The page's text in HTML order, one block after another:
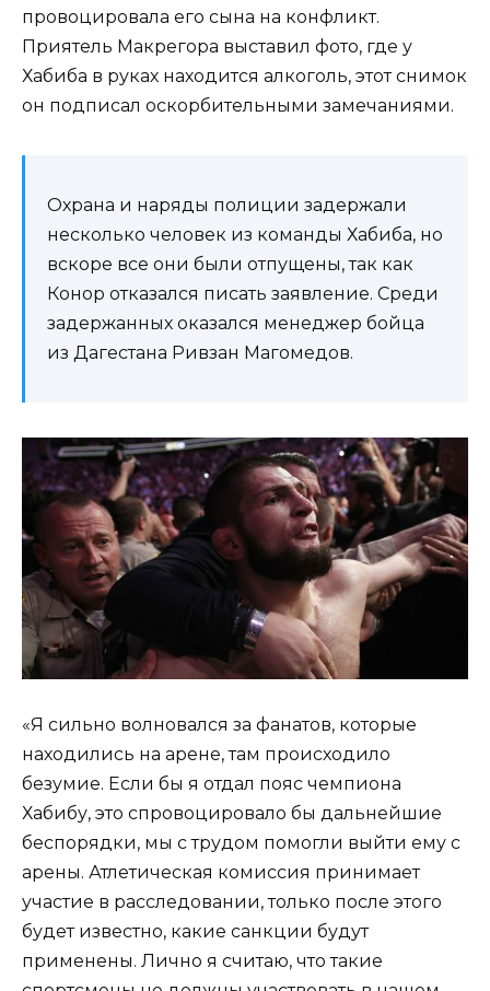
провоцировала его сына на конфликт.
Приятель Макрегора выставил фото, где у
Хабиба в руках находится алкоголь, этот снимок
он подписал оскорбительными замечаниями.
Охрана и наряды полиции задержали
несколько человек из команды Хабиба, но
вскоре все они были отпущены, так как
Конор отказался писать заявление. Среди
задержанных оказался менеджер бойца
из Дагестана Ривзан Магомедов.
«Я сильно волновался за фанатов, которые
находились на арене, там происходило
безумие. Если бы я отдал пояс чемпиона
Хабибу, это спровоцировало бы дальнейшие
беспорядки, мы с трудом помогли выйти ему с
арены. Атлетическая комиссия принимает
участие в расследовании, только после этого
будет известно, какие санкции будут
применены. Лично я считаю, что такие